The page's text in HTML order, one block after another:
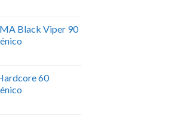
Black Viper 90
60